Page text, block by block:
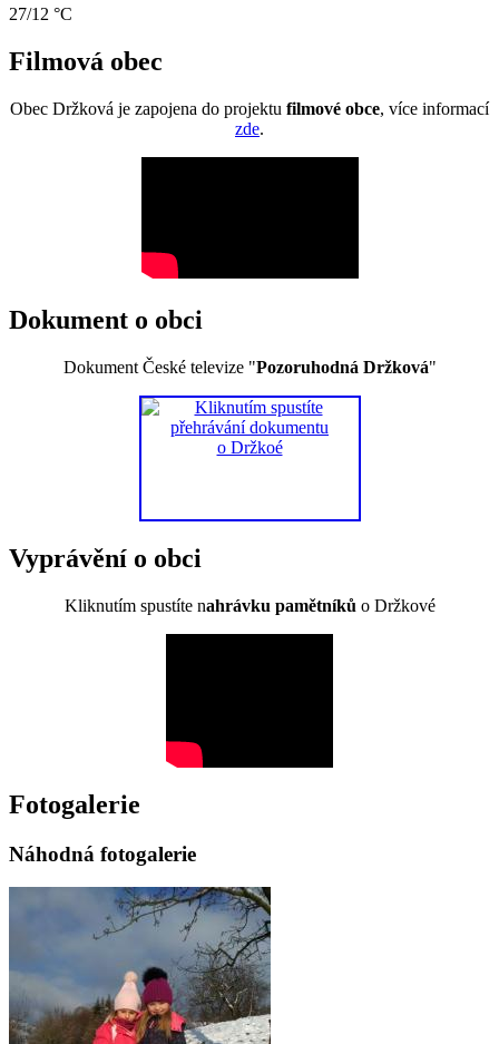
27/12 °C
Filmová obec
Obec Držková je zapojena do projektu filmové obce, více informací
zde.
Dokument o obci
Dokument České televize "Pozoruhodná Držková"
Vyprávění o obci
Kliknutím spustíte nahrávku pamětníků o Držkové
Fotogalerie
Náhodná fotogalerie